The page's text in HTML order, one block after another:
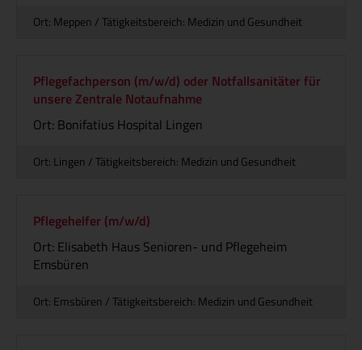
Ort: Meppen / Tätigkeitsbereich: Medizin und Gesundheit
Pflegefachperson (m/w/d) oder Notfallsanitäter für
unsere Zentrale Notaufnahme
Ort: Bonifatius Hospital Lingen
Ort: Lingen / Tätigkeitsbereich: Medizin und Gesundheit
Pflegehelfer (m/w/d)
Ort: Elisabeth Haus Senioren- und Pflegeheim
Emsbüren
Ort: Emsbüren / Tätigkeitsbereich: Medizin und Gesundheit